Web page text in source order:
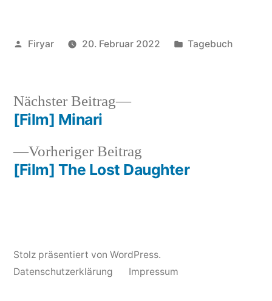
Veröffentlicht
Firyar 20. Februar 2022
Veröffentlicht
Tagebuch
Beitragsnavigation
Vorheriger Beitrag
Beitrag:
[Film] The Lost Daughter
Nächster Beitrag
Nächster
[Film] Minari
Stolz präsentiert von WordPress.
Datenschutzerklärung
Impressum